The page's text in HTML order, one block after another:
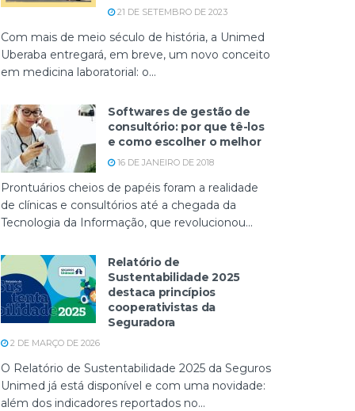
21 DE SETEMBRO DE 2023
Com mais de meio século de história, a Unimed
Uberaba entregará, em breve, um novo conceito
em medicina laboratorial: o...
Softwares de gestão de
consultório: por que tê-los
e como escolher o melhor
16 DE JANEIRO DE 2018
Prontuários cheios de papéis foram a realidade
de clínicas e consultórios até a chegada da
Tecnologia da Informação, que revolucionou...
Relatório de
Sustentabilidade 2025
destaca princípios
cooperativistas da
Seguradora
2 DE MARÇO DE 2026
O Relatório de Sustentabilidade 2025 da Seguros
Unimed já está disponível e com uma novidade:
além dos indicadores reportados no...